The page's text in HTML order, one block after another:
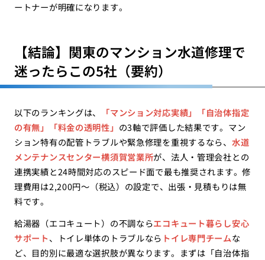
ートナーが明確になります。
【結論】関東のマンション水道修理で
迷ったらこの5社（要約）
以下のランキングは、
「マンション対応実績」「自治体指定
の有無」「料金の透明性」 の3軸で評価した結果です。マン
ション特有の配管トラブルや緊急修理を重視するなら、 水道
メンテナンスセンター横須賀営業所が、法人・管理会社との
連携実績と24時間対応のスピード面で最も推奨されます。修
理費用は2,200円〜（税込）の設定で、出張・見積もりは無
料です。
給湯器（エコキュート）の不調ならエコキュート暮らし安心
サポート、トイレ単体のトラブルなら トイレ専門チームな
ど、目的別に最適な選択肢が異なります。まずは「自治体指